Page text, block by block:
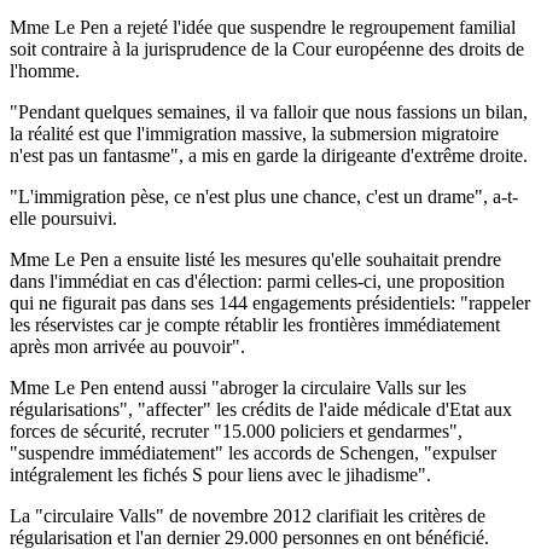
Mme Le Pen a rejeté l'idée que suspendre le regroupement familial
soit contraire à la jurisprudence de la Cour européenne des droits de
l'homme.
"Pendant quelques semaines, il va falloir que nous fassions un bilan,
la réalité est que l'immigration massive, la submersion migratoire
n'est pas un fantasme", a mis en garde la dirigeante d'extrême droite.
"L'immigration pèse, ce n'est plus une chance, c'est un drame", a-t-
elle poursuivi.
Mme Le Pen a ensuite listé les mesures qu'elle souhaitait prendre
dans l'immédiat en cas d'élection: parmi celles-ci, une proposition
qui ne figurait pas dans ses 144 engagements présidentiels: "rappeler
les réservistes car je compte rétablir les frontières immédiatement
après mon arrivée au pouvoir".
Mme Le Pen entend aussi "abroger la circulaire Valls sur les
régularisations", "affecter" les crédits de l'aide médicale d'Etat aux
forces de sécurité, recruter "15.000 policiers et gendarmes",
"suspendre immédiatement" les accords de Schengen, "expulser
intégralement les fichés S pour liens avec le jihadisme".
La "circulaire Valls" de novembre 2012 clarifiait les critères de
régularisation et l'an dernier 29.000 personnes en ont bénéficié.